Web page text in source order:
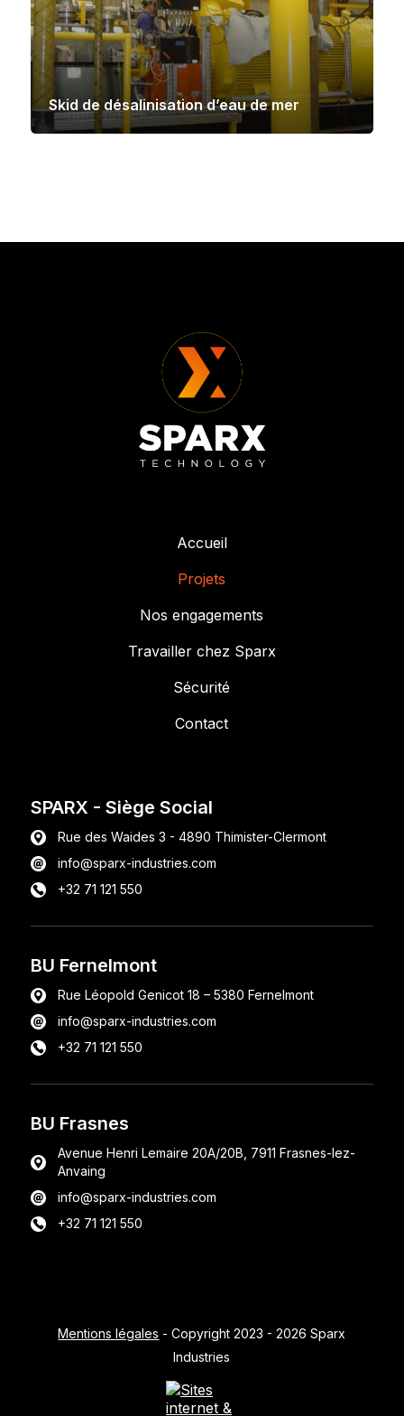
Skid de désalinisation d’eau de mer
Accueil
Projets
Nos engagements
Travailler chez Sparx
Sécurité
Contact
SPARX - Siège Social
Rue des Waides 3 - 4890 Thimister-Clermont
info@sparx-industries.com
+32 71 121 550
BU Fernelmont
Rue Léopold Genicot 18 – 5380 Fernelmont
info@sparx-industries.com
+32 71 121 550
BU Frasnes
Avenue Henri Lemaire 20A/20B, 7911 Frasnes-lez-
Anvaing
info@sparx-industries.com
+32 71 121 550
Mentions légales - Copyright 2023 - 2026 Sparx
Industries